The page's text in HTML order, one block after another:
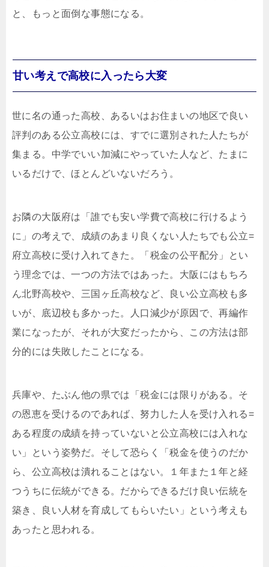
と、もっと面倒な事態になる。
甘い考えで高校に入ったら大変
世に名の通った高校、あるいはお住まいの地区で良い
評判のある公立高校には、すでに選別された人たちが
集まる。中学でいい加減にやっていた人など、たまに
いるだけで、ほとんどいないだろう。
お隣の大阪府は「誰でも安い学費で高校に行けるよう
に」の考えで、成績のあまり良くない人たちでも公立=
府立高校に受け入れてきた。「税金の公平配分」とい
う理念では、一つの方法ではあった。大阪にはもちろ
ん北野高校や、三国ヶ丘高校など、良い公立高校も多
いが、底辺校も多かった。人口減少が原因で、再編作
業になったが、それが大変だったから、この方法は部
分的には失敗したことになる。
兵庫や、たぶん他の県では「税金には限りがある。そ
の恩恵を受けるのであれば、努力した人を受け入れる=
ある程度の成績を持っていないと公立高校には入れな
い」という姿勢だ。そして恐らく「税金を使うのだか
ら、公立高校は潰れることはない。１年また１年と経
つうちに伝統ができる。だからできるだけ良い伝統を
築き、良い人材を育成してもらいたい」という考えも
あったと思われる。